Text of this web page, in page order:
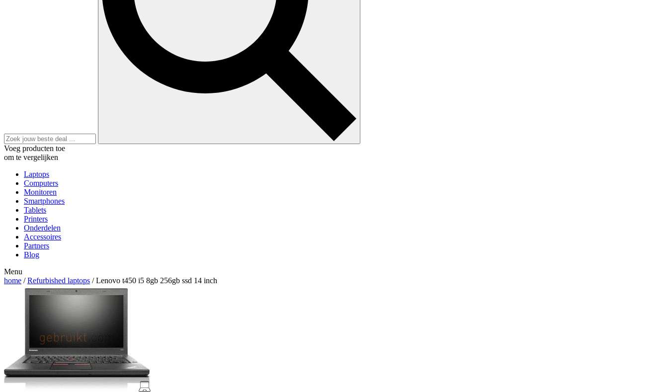
Voeg producten toe
om te vergelijken
Laptops
Computers
Monitoren
Smartphones
Tablets
Printers
Onderdelen
Accessoires
Partners
Blog
Menu
home /Refurbished laptops / Lenovo t450 i5 8gb 256gb ssd 14 inch